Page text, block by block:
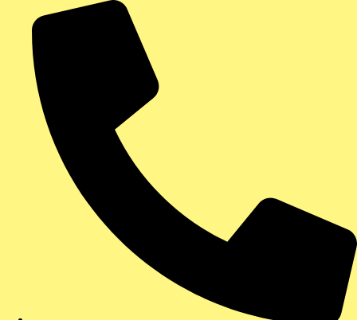
contenu